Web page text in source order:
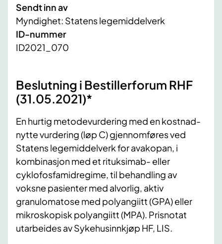
Sendt inn av
Myndighet: Statens legemiddelverk
ID-nummer
ID2021_070
Beslutning i Bestillerforum RHF
(31.05.2021)*
En hurtig metodevurdering med en kostnad-
nytte vurdering (løp C) gjennomføres ved
Statens legemiddelverk for avakopan, i
kombinasjon med et rituksimab- eller
cyklofosfamidregime, til behandling av
voksne pasienter med alvorlig, aktiv
granulomatose med polyangiitt (GPA) eller
mikroskopisk polyangiitt (MPA). Prisnotat
utarbeides av Sykehusinnkjøp HF, LIS.​